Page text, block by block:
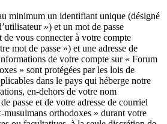
minimum un identifiant unique (désigné
») et un mot de passe
de vous connecter à votre compte
mot de passe ») et une adresse de
de votre compte sur « Forum
» sont protégées par les lois de
dans le pays qui héberge notre
en-dehors de votre nom
passe et de votre adresse de courriel
musulmans orthodoxes » durant votre